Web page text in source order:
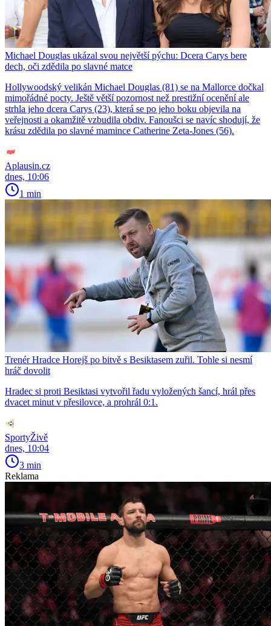
Michael Douglas ukázal svou největší pýchu: Dcera Carys bere
dech, oči zdědila po slavné matce
Hollywoodský velikán Michael Douglas (81) se na Mallorce dočkal
mimořádné pocty. Ještě větší pozornost než prestižní ocenění ale
strhla jeho dcera Carys (23), která se po jeho boku objevila na
veřejnosti a okamžitě vzbudila obdiv. Fanoušci se navíc shodují, že
krásu zdědila po slavné mamince Catherine Zeta-Jones (56).
Aplausin.cz
dnes, 10:06
1 min
Trenér Hradce Horejš po bitvě s Besiktasem zuřil. Tohle si nesmí
hráč dovolit
Hradec si proti Besiktasi vytvořil řadu vyložených šancí, hrál přes
dvacet minut v přesilovce, a prohrál 0:1.
SportyŽivě
dnes, 10:04
3 min
Reklama